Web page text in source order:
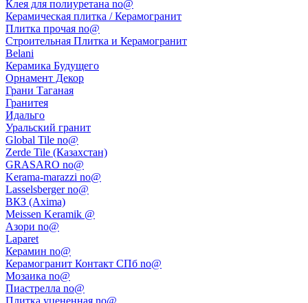
Клея для полиуретана no@
Керамическая плитка / Керамогранит
Плитка прочая no@
Строительная Плитка и Керамогранит
Belani
Керамика Будущего
Орнамент Декор
Грани Таганая
Гранитея
Идальго
Уральский гранит
Global Tile no@
Zerde Tile (Казахстан)
GRASARO no@
Kerama-marazzi no@
Lasselsberger no@
ВКЗ (Axima)
Meissen Keramik @
Азори no@
Laparet
Керамин no@
Керамогранит Контакт СПб no@
Мозаика no@
Пиастрелла no@
Плитка уцененная no@